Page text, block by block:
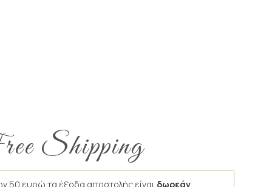
Shipping
50 ευρώ τα έξοδα αποστολής είναι δωρεάν.